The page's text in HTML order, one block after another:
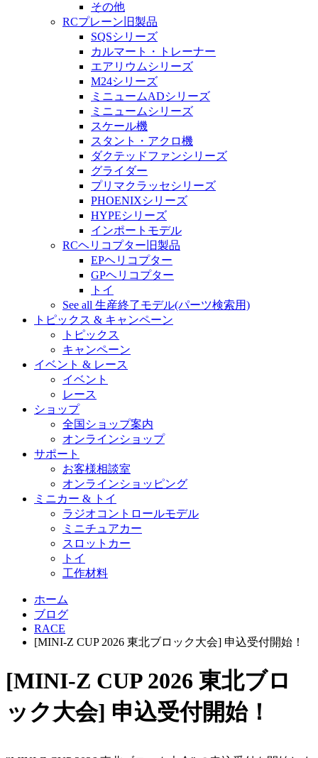
その他
RCプレーン旧製品
SQSシリーズ
カルマート・トレーナー
エアリウムシリーズ
M24シリーズ
ミニュームADシリーズ
ミニュームシリーズ
スケール機
スタント・アクロ機
ダクテッドファンシリーズ
グライダー
プリマクラッセシリーズ
PHOENIXシリーズ
HYPEシリーズ
インポートモデル
RCヘリコプター旧製品
EPヘリコプター
GPヘリコプター
トイ
See all 生産終了モデル(パーツ検索用)
トピックス & キャンペーン
トピックス
キャンペーン
イベント & レース
イベント
レース
ショップ
全国ショップ案内
オンラインショップ
サポート
お客様相談室
オンラインショッピング
ミニカー & トイ
ラジオコントロールモデル
ミニチュアカー
スロットカー
トイ
工作材料
ホーム
ブログ
RACE
[MINI-Z CUP 2026 東北ブロック大会] 申込受付開始！
[MINI-Z CUP 2026 東北ブロ
ック大会] 申込受付開始！